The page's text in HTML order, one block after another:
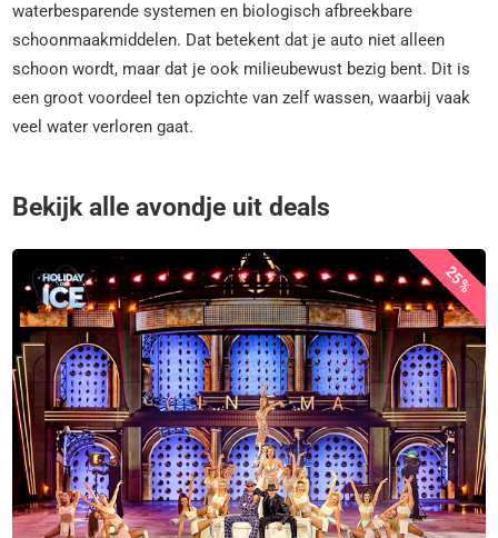
waterbesparende systemen en biologisch afbreekbare
schoonmaakmiddelen. Dat betekent dat je auto niet alleen
schoon wordt, maar dat je ook milieubewust bezig bent. Dit is
een groot voordeel ten opzichte van zelf wassen, waarbij vaak
veel water verloren gaat.
Bekijk alle avondje uit deals
25%